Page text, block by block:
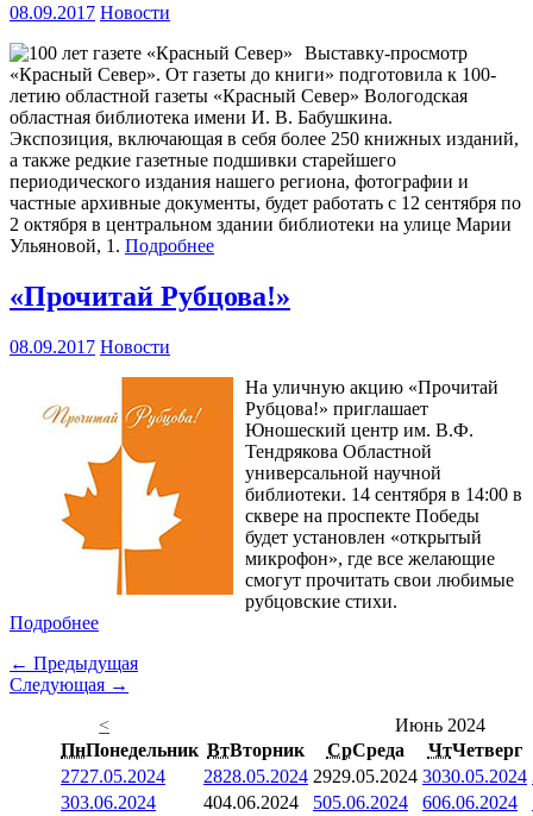
08.09.2017 Новости
Выставку-просмотр
«Красный Север». От газеты до книги» подготовила к 100-
летию областной газеты «Красный Север» Вологодская
областная библиотека имени И. В. Бабушкина.
Экспозиция, включающая в себя более 250 книжных изданий,
а также редкие газетные подшивки старейшего
периодического издания нашего региона, фотографии и
частные архивные документы, будет работать с 12 сентября по
2 октября в центральном здании библиотеки на улице Марии
Ульяновой, 1. Подробнее
«Прочитай Рубцова!»
08.09.2017 Новости
На уличную акцию «Прочитай
Рубцова!» приглашает
Юношеский центр им. В.Ф.
Тендрякова Областной
универсальной научной
библиотеки. 14 сентября в 14:00 в
сквере на проспекте Победы
будет установлен «открытый
микрофон», где все желающие
смогут прочитать свои любимые
рубцовские стихи.
Подробнее
← Предыдущая
Следующая →
<
Июнь 2024
ПнПонедельник ВтВторник СрСреда ЧтЧетверг
2727.05.2024 2828.05.2024 2929.05.2024 3030.05.2024
303.06.2024 404.06.2024 505.06.2024 606.06.2024